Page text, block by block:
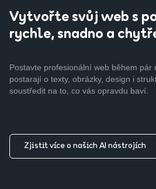
Vytvořte svůj web s
rychle, snadno a
Postavte profesionální web během pár
postarají o texty, obrázky, design i
soustředit na to, co vás opravdu baví.
Zjistit více o našich AI nástrojích